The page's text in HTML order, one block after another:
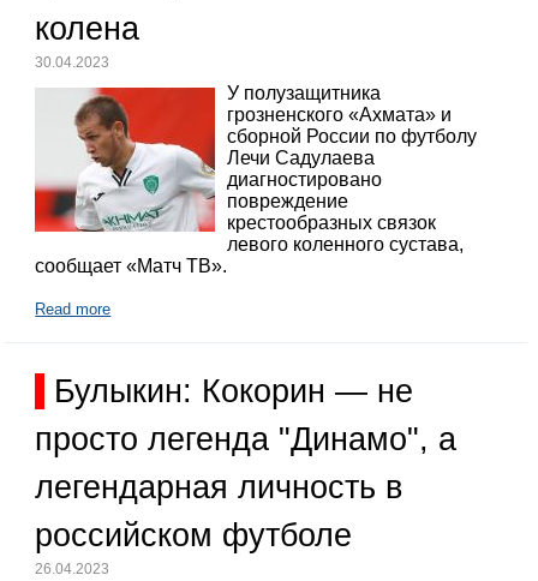
колена
30.04.2023
У полузащитника
грозненского «Ахмата» и
сборной России по футболу
Лечи Садулаева
диагностировано
повреждение
крестообразных связок
левого коленного сустава,
сообщает «Матч ТВ».
Read more
Булыкин: Кокорин — не
просто легенда "Динамо", а
легендарная личность в
российском футболе
26.04.2023